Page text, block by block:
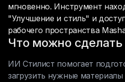
мгновенно. Инструмент
"Улучшение и стиль" и
рабочего пространства
Что можно сделать
ИИ Стилист помогает
загрузить нужные материалы